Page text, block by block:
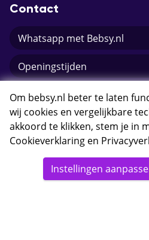
Contact
Whatsapp met Bebsy.nl
Openingstijden
E-mail Bebsy.nl
© 2026 Bebsy.nl
Om bebsy.nl beter te laten
wij cookies en vergelijkbare
akkoord te klikken, stem je in
Cookieverklaring en
Instellingen